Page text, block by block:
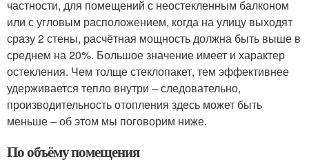
частности, для помещений с неостекленным балконом
или с угловым расположением, когда на улицу выходят
сразу 2 стены, расчётная мощность должна быть выше в
среднем на 20%. Большое значение имеет и характер
остекления. Чем толще стеклопакет, тем эффективнее
удерживается тепло внутри – следовательно,
производительность отопления здесь может быть
меньше – об этом мы поговорим ниже.
По объёму помещения